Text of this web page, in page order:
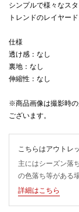
シンプルで様々なス
トレンドのレイヤー
仕様
透け感：なし
裏地：なし
伸縮性：なし
※商品画像は撮影時
ございます。
こちらはアウトレ
主にはシーズン落
の色落ち等がある
詳細はこちら